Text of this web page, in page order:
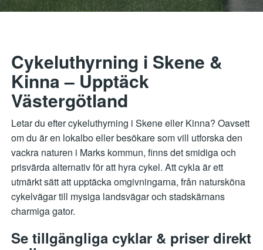
Cykeluthyrning i Skene &
Kinna – Upptäck
Västergötland
Letar du efter cykeluthyrning i Skene eller Kinna? Oavsett
om du är en lokalbo eller besökare som vill utforska den
vackra naturen i Marks kommun, finns det smidiga och
prisvärda alternativ för att hyra cykel. Att cykla är ett
utmärkt sätt att upptäcka omgivningarna, från natursköna
cykelvägar till mysiga landsvägar och stadskärnans
charmiga gator.
Se tillgängliga cyklar & priser direkt